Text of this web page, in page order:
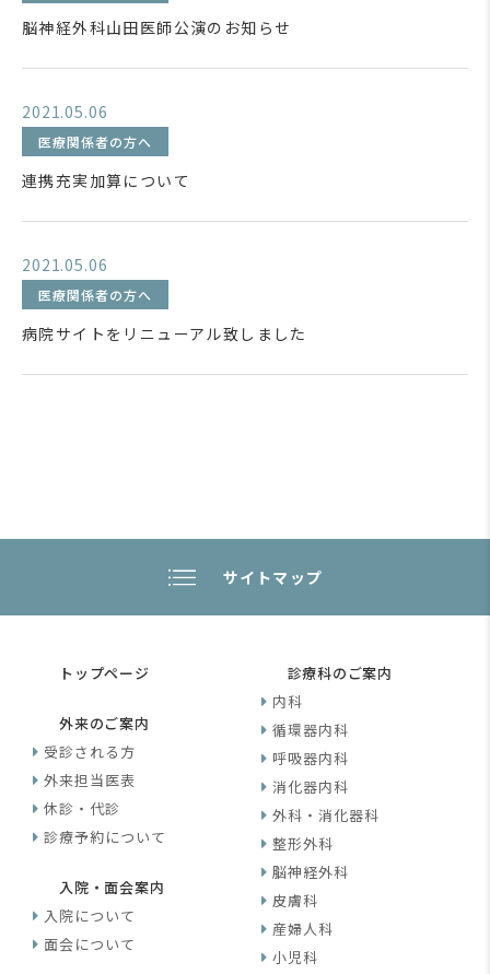
脳神経外科山田医師公演のお知らせ
2021.05.06
医療関係者の方へ
連携充実加算について
2021.05.06
医療関係者の方へ
病院サイトをリニューアル致しました
サイトマップ
トップページ
外来のご案内
受診される方
外来担当医表
休診・代診
診療予約について
入院・面会案内
入院について
面会について
診療科のご案内
内科
循環器内科
呼吸器内科
消化器内科
外科・消化器科
整形外科
脳神経外科
皮膚科
産婦人科
小児科